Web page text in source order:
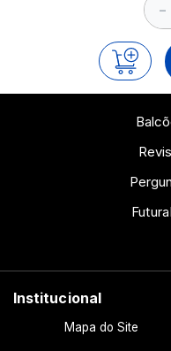
−
Institucional
Mapa do Site